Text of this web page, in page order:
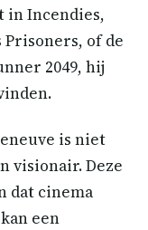
in Incendies,
of de
2049, hij
is niet
visionair. Deze
dat cinema
een